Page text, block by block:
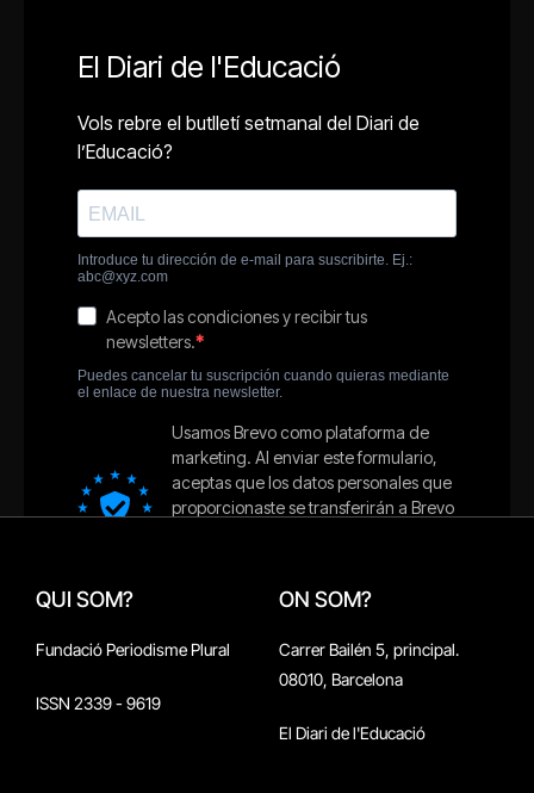
QUI SOM?
Fundació Periodisme Plural
ISSN 2339 - 9619
ON SOM?
Carrer Bailén 5, principal.
08010, Barcelona
El Diari de l'Educació